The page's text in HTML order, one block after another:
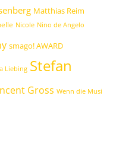
Matthias Reim
Nicole Nino de Angelo
smago! AWARD
Liebing Stefan
Gross Wenn die Musi